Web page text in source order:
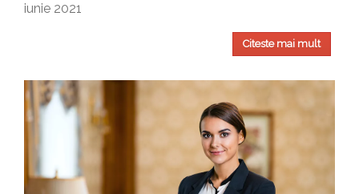
iunie 2021
Citeste mai mult